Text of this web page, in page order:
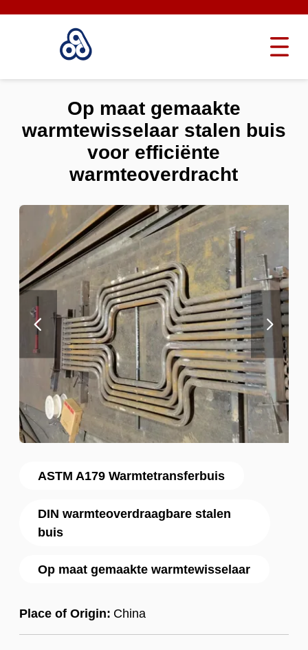
ASTM A179 Warmtetransferbuis
DIN warmteoverdraagbare stalen
buis
Op maat gemaakte warmtewisselaar
Place of Origin: China
Op maat gemaakte
warmtewisselaar stalen buis
voor efficiënte
warmteoverdracht